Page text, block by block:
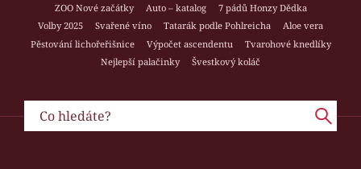
ZOO Nové začátky
Auto – katalog
7 pádů Honzy Dědka
Volby 2025
Svařené víno Tatarák podle Pohlreicha
Aloe vera
Pěstování lichořeřišnice
Výpočet ascendentu
Tvarohové knedlíky
Nejlepší palačinky
Švestkový koláč